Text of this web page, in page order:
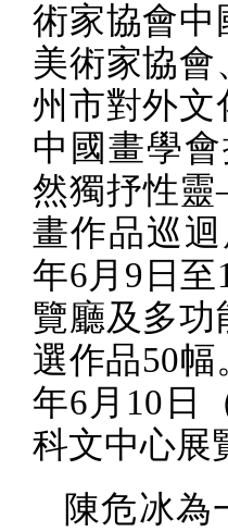
術家協會中
美術家協
州市對外文
中國畫學
然獨抒性
畫作品巡
年6月 9 日至
覽廳及多
選作品50幅
年6 月 10 日
科文中心展
陳危冰為